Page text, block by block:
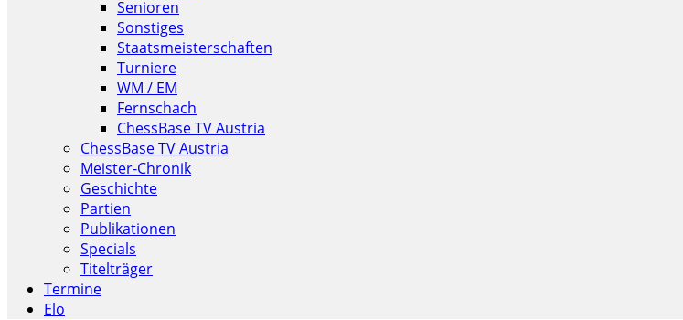
Senioren
Sonstiges
Staatsmeisterschaften
Turniere
WM / EM
Fernschach
ChessBase TV Austria
ChessBase TV Austria
Meister-Chronik
Geschichte
Partien
Publikationen
Specials
Titelträger
Termine
Elo